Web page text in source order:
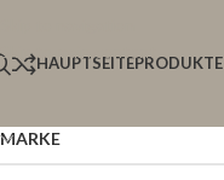
Skip to main content
HAUPTSEITEPRODUKTE
MARKE